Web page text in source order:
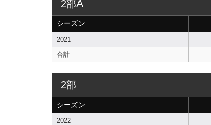
2部A
シーズン
2021
合計
2部
シーズン
2022